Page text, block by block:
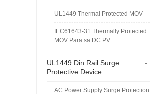
UL1449 Thermal Protected MOV
IEC61643-31 Thermally Protected
MOV Para sa DC PV
-
UL1449 Din Rail Surge
Protective Device
AC Power Supply Surge Protection